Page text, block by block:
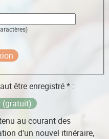
être enregistré * :
(gratuit)
au courant des
d'un nouvel itinéraire,